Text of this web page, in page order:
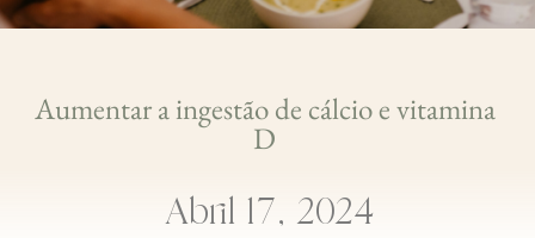
Aumentar a ingestão de cálcio e vitamina
D
Abril 17, 2024